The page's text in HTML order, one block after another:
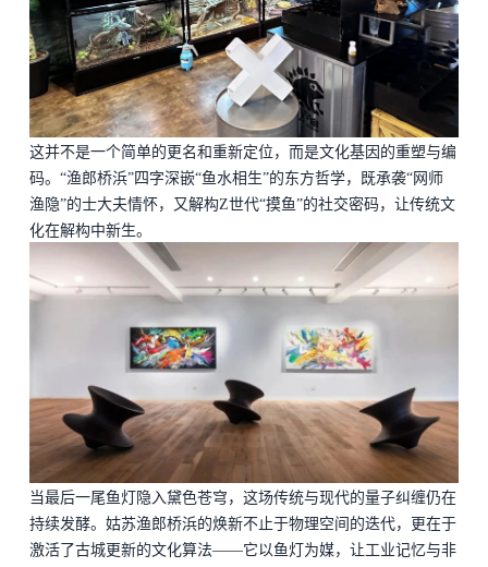
这并不是一个简单的更名和重新定位，而是文化基因的重塑与编
码。“渔郎桥浜”四字深嵌“鱼水相生”的东方哲学，既承袭“网师
渔隐”的士大夫情怀，又解构Z世代“摸鱼”的社交密码，让传统文
化在解构中新生。
当最后一尾鱼灯隐入黛色苍穹，这场传统与现代的量子纠缠仍在
持续发酵。姑苏渔郎桥浜的焕新不止于物理空间的迭代，更在于
激活了古城更新的文化算法——它以鱼灯为媒，让工业记忆与非